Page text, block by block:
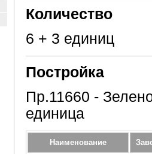
Количество
6 + 3 единиц
Постройка
Пр.11660 -
единица
Наименование